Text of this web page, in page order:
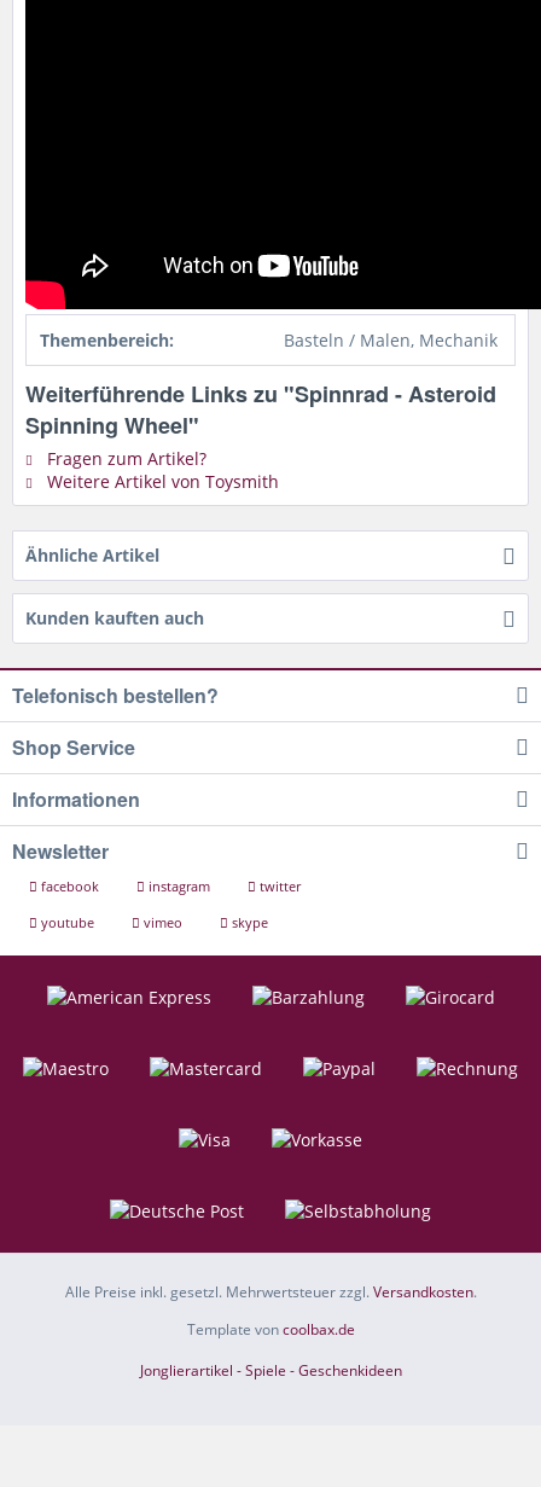
Themenbereich: Basteln / Malen, Mechanik
Weiterführende Links zu "Spinnrad - Asteroid
Spinning Wheel"
Fragen zum Artikel?
Weitere Artikel von Toysmith
Ähnliche Artikel
Kunden kauften auch
Telefonisch bestellen?
Shop Service
Informationen
Newsletter
facebook instagram
twitter
youtube
vimeo skype
Alle Preise inkl. gesetzl. Mehrwertsteuer zzgl.Versandkosten.
Template voncoolbax.de
Jonglierartikel - Spiele - Geschenkideen